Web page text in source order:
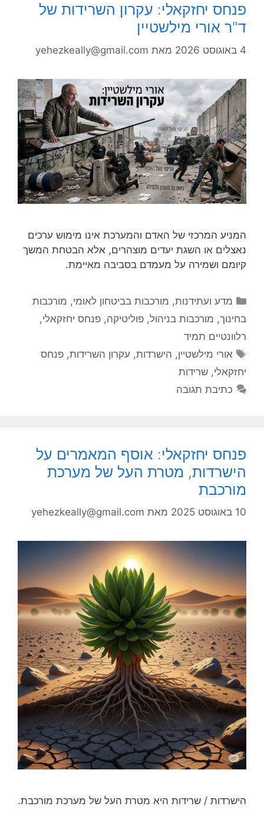
פנחס יחזקאלי: עקרון השרידות של
ד"ר אורי מילשטיין
4 באוגוסט 2026 מאת yehezkeally@gmail.com
המניע המרכזי של האדם והמערכת אינו מימוש ערכים
נאצלים או השגת יעדים מוצהרים, אלא הבטחת המשך
קיומם ושמירה על מעמדם בסביבה מאיימת.
קטגוריות
מדע ועתידנות, מורכבות בביטחון לאומי, מורכבות
בחינוך, מורכבות בניהול, פוליטיקה, פנחס יחזקאלי,
רלוונטיים תמיד
תגיות
אורי מילשטיין, הישרדות, עקרון השרידות,פנחס
יחזקאלי, שרידות
כתיבת תגובה
פנחס יחזקאלי: אוסף המאמרים על
הישרדות, מטרת העל של מערכת
מורכבת
10 באוגוסט 2025 מאת yehezkeally@gmail.com
הישרדות / שרידות היא מטרת העל של מערכת מורכבת.